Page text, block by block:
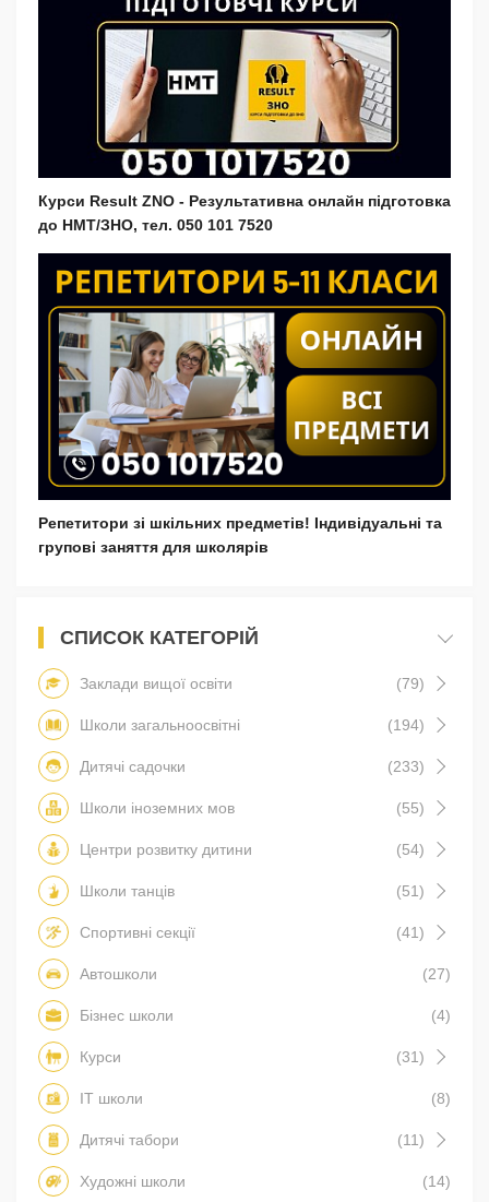
СПИСОК КАТЕГОРІЙ
Заклади вищої освіти (79)
Школи загальноосвітні (194)
Дитячі садочки (233)
Школи іноземних мов (55)
Центри розвитку дитини (54)
Школи танців (51)
Спортивні секції (41)
Автошколи (27)
Бізнес школи (4)
Курси (31)
IT школи (8)
Дитячі табори (11)
Художні школи (14)
Курси Result ZNO - Результативна онлайн підготовка
до НМТ/ЗНО, тел. 050 101 7520
Репетитори зі шкільних предметів! Індивідуальні та
групові заняття для школярів